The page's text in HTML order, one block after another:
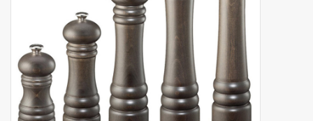
Koffie & Thee
Lifestyle